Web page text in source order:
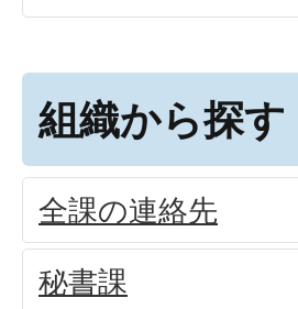
組織から探す
全課の連絡先
秘書課